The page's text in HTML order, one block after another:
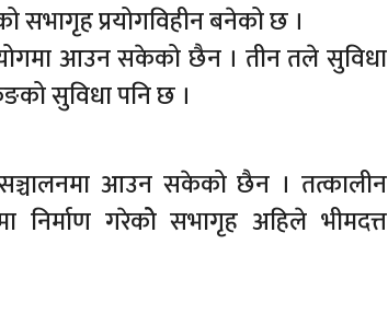
सभागृह प्रयोगविहीन बनेको छ ।
आउन सकेको छैन । तीन तले सुविधा
सुविधा पनि छ ।
सञ्चालनमा आउन सकेको छैन । तत्कालीन
गरेकोे सभागृह अहिले भीमदत्त